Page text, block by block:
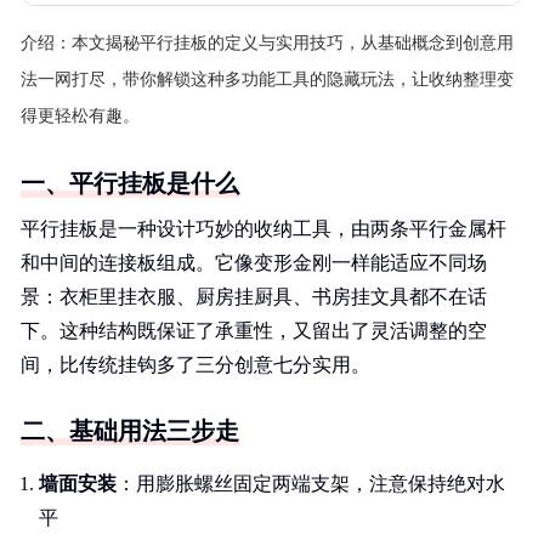
介绍： 本文揭秘平行挂板的定义与实用技巧，从基础概念到创意用
法一网打尽，带你解锁这种多功能工具的隐藏玩法，让收纳整理变
得更轻松有趣。
一、平行挂板是什么
平行挂板是一种设计巧妙的收纳工具，由两条平行金属杆
和中间的连接板组成。它像变形金刚一样能适应不同场
景：衣柜里挂衣服、厨房挂厨具、书房挂文具都不在话
下。这种结构既保证了承重性，又留出了灵活调整的空
间，比传统挂钩多了三分创意七分实用。
二、基础用法三步走
墙面安装 ：用膨胀螺丝固定两端支架，注意保持绝对水
平